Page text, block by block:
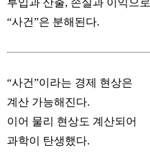
투입과 산출, 손실과 이익으로
“사건”은 분해된다.
“사건”이라는 경제 현상은
계산 가능해진다.
이어 물리 현상도 계산되어
과학이 탄생했다.